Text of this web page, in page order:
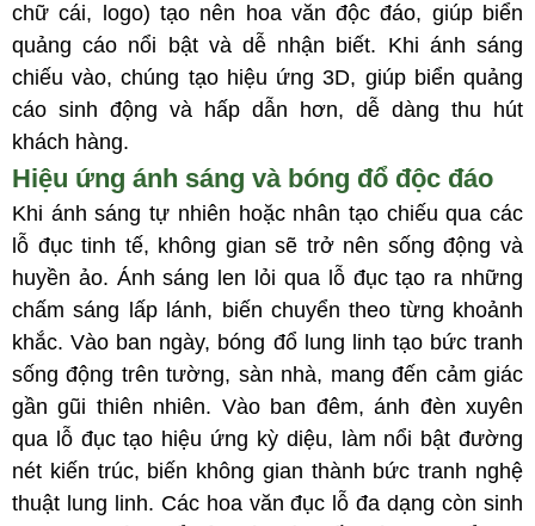
chữ cái, logo) tạo nên hoa văn độc đáo, giúp biển
quảng cáo nổi bật và dễ nhận biết. Khi ánh sáng
chiếu vào, chúng tạo hiệu ứng 3D, giúp biển quảng
cáo sinh động và hấp dẫn hơn, dễ dàng thu hút
khách hàng.
Hiệu ứng ánh sáng và bóng đổ độc đáo
Khi ánh sáng tự nhiên hoặc nhân tạo chiếu qua các
lỗ đục tinh tế, không gian sẽ trở nên sống động và
huyền ảo. Ánh sáng len lỏi qua lỗ đục tạo ra những
chấm sáng lấp lánh, biến chuyển theo từng khoảnh
khắc. Vào ban ngày, bóng đổ lung linh tạo bức tranh
sống động trên tường, sàn nhà, mang đến cảm giác
gần gũi thiên nhiên. Vào ban đêm, ánh đèn xuyên
qua lỗ đục tạo hiệu ứng kỳ diệu, làm nổi bật đường
nét kiến trúc, biến không gian thành bức tranh nghệ
thuật lung linh. Các hoa văn đục lỗ đa dạng còn sinh